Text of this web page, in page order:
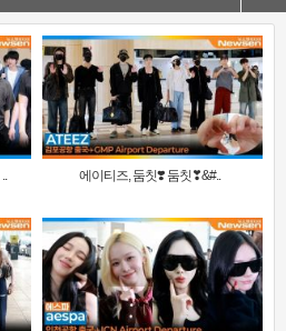
에이티즈, 둠칫❣️ 둠칫❣&#..